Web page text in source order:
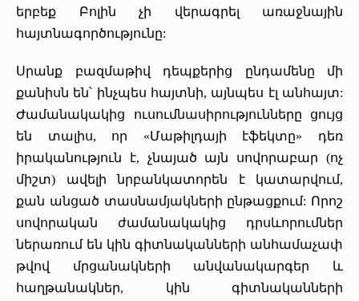
երբեք Բոլին չի վերագրել առաջնային
հայտնագործությունը:
Սրանք բազմաթիվ դեպքերից ընդամենը մի
քանիսն են՝ ինչպես հայտնի, այնպես էլ անհայտ:
Ժամանակակից ուսումնասիրությունները ցույց
են տալիս, որ «Մաթիլդայի էֆեկտը» դեռ
իրականություն է, չնայած այն սովորաբար (ոչ
միշտ) ավելի նրբանկատորեն է կատարվում,
քան անցած տասնամյակների ընթացքում: Որոշ
սովորական ժամանակակից դրսևորումներ
ներառում են կին գիտնականների անհամաչափ
թվով մրցանակների անվանակարգեր և
հաղթանակներ, կին գիտնականների